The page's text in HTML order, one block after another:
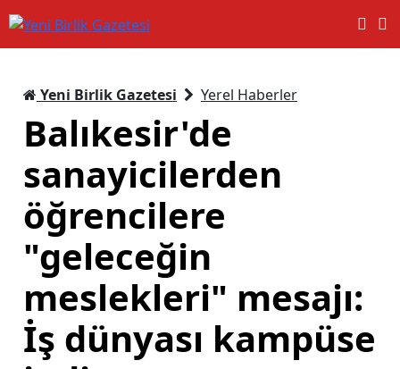
Yeni Birlik Gazetesi Yerel Haberler
Balıkesir'de
sanayicilerden
öğrencilere
"geleceğin
meslekleri" mesajı:
İş dünyası kampüse